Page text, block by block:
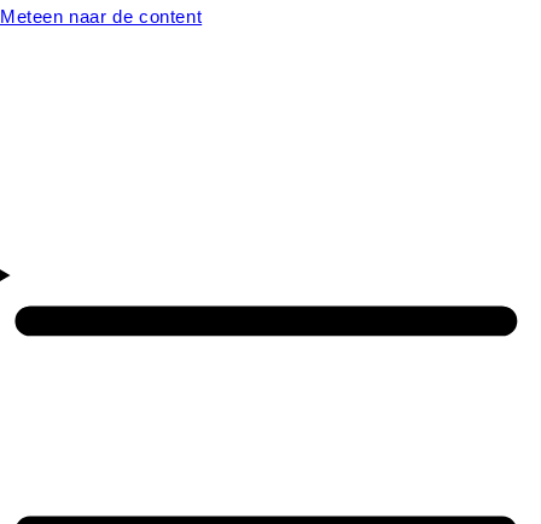
Meteen naar de content